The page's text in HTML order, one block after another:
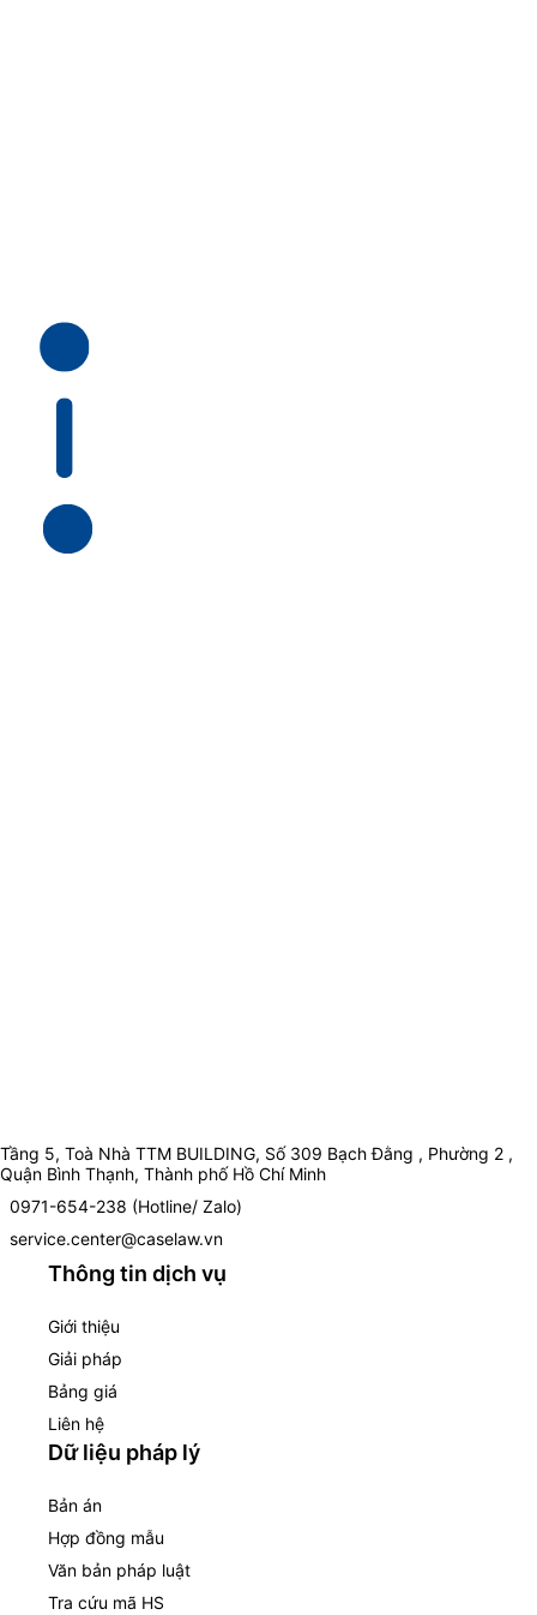
Tầng 5, Toà Nhà TTM BUILDING, Số 309 Bạch Đằng , Phường 2 ,
Quận Bình Thạnh, Thành phố Hồ Chí Minh
0971-654-238 (Hotline/ Zalo)
service.center@caselaw.vn
Thông tin dịch vụ
Giới thiệu
Giải pháp
Bảng giá
Liên hệ
Dữ liệu pháp lý
Bản án
Hợp đồng mẫu
Văn bản pháp luật
Tra cứu mã HS